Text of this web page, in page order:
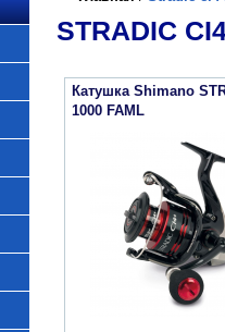
STRADIC
Катушка Shimano
1000 FAML